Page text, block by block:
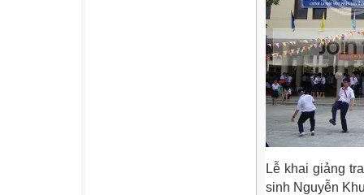
Lễ khai giảng
sinh Nguyễn